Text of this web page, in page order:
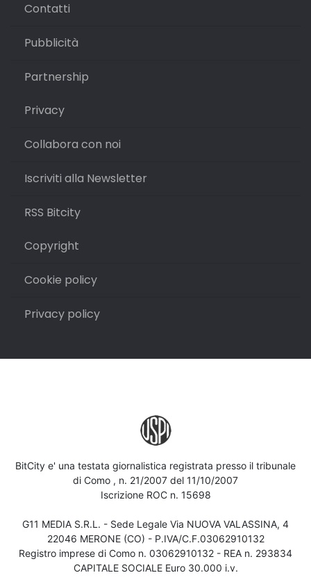
Contatti
Pubblicità
Partnership
Privacy
Collabora con noi
Iscriviti alla Newsletter
RSS Bitcity
Copyright
Cookie policy
Privacy policy
BitCity e' una testata giornalistica registrata presso il tribunale
di Como , n. 21/2007 del 11/10/2007
Iscrizione ROC n. 15698
G11 MEDIA S.R.L. - Sede Legale Via NUOVA VALASSINA, 4
22046 MERONE (CO) - P.IVA/C.F.03062910132
Registro imprese di Como n. 03062910132 - REA n. 293834
CAPITALE SOCIALE Euro 30.000 i.v.